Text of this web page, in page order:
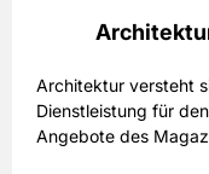
Architektur versteht
Dienstleistung für
Angebote des